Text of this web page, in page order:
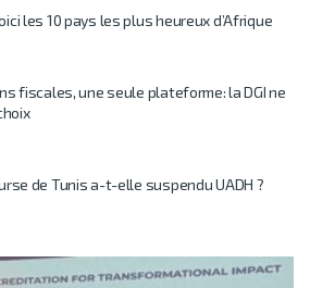
les 10 pays les plus heureux d’Afrique
fiscales, une seule plateforme: la DGI ne
de Tunis a-t-elle suspendu UADH ?